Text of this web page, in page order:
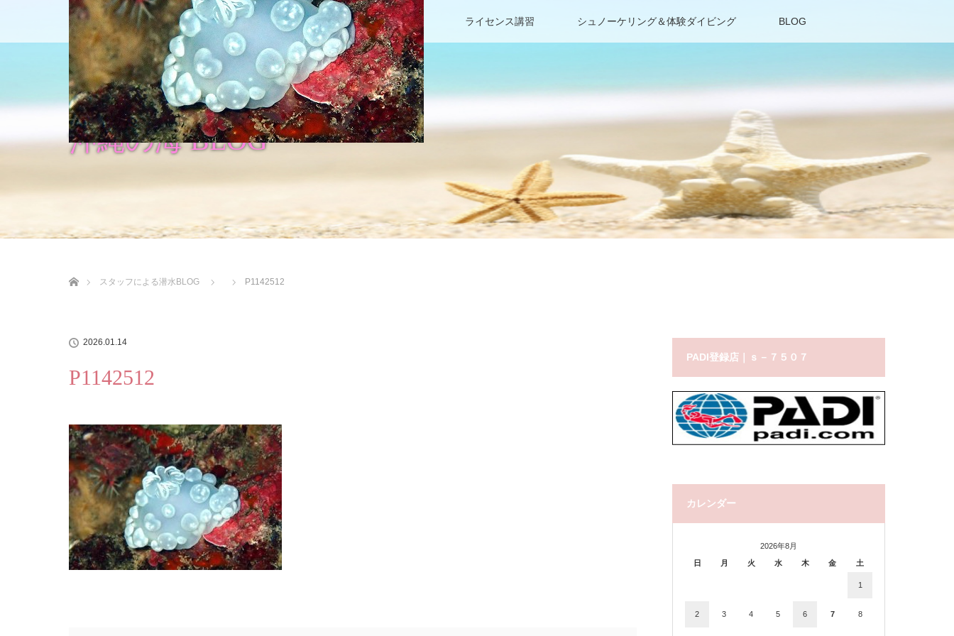
HOME ショップについて ファンダイビング ライセンス講習 シュノーケリング＆体験ダイビング BLOG
沖縄の海 BLOG
スタッフによる潜水BLOG
P1142512
2026.01.14
P1142512
PADI登録店｜ｓ－７５０７
カレンダー
2026年8月
日
月 火 水 木 金 土
1
2 3 4 5 6 7 8